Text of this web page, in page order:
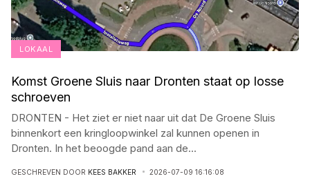
LOKAAL
Komst Groene Sluis naar Dronten staat op losse
schroeven
DRONTEN - Het ziet er niet naar uit dat De Groene Sluis
binnenkort een kringloopwinkel zal kunnen openen in
Dronten. In het beoogde pand aan de...
GESCHREVEN DOOR KEES BAKKER 2026-07-09 16:16:08